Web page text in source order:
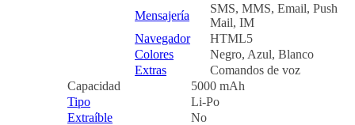
Mensajería
SMS, MMS, Email, Push
Mail, IM
Navegador
HTML5
Colores
Negro, Azul, Blanco
Extras
Comandos de voz
Capacidad
5000 mAh
Tipo
Li-Po
Extraíble
No